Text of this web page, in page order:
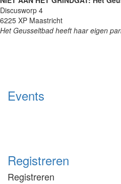
Discusworp 4
6225 XP Maastricht
Het Geusseltbad heeft haar eigen
Events
Registreren
Registreren